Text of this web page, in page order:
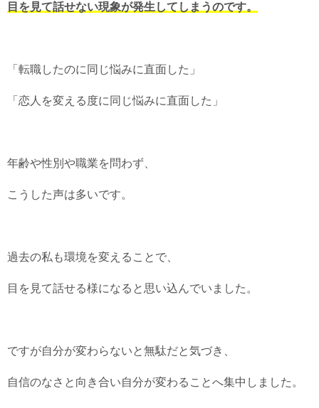
目を見て話せない現象が発生してしまうのです。
「転職したのに同じ悩みに直面した」
「恋人を変える度に同じ悩みに直面した」
年齢や性別や職業を問わず、
こうした声は多いです。
過去の私も環境を変えることで、
目を見て話せる様になると思い込んでいました。
ですが自分が変わらないと無駄だと気づき、
自信のなさと向き合い自分が変わることへ集中しました。